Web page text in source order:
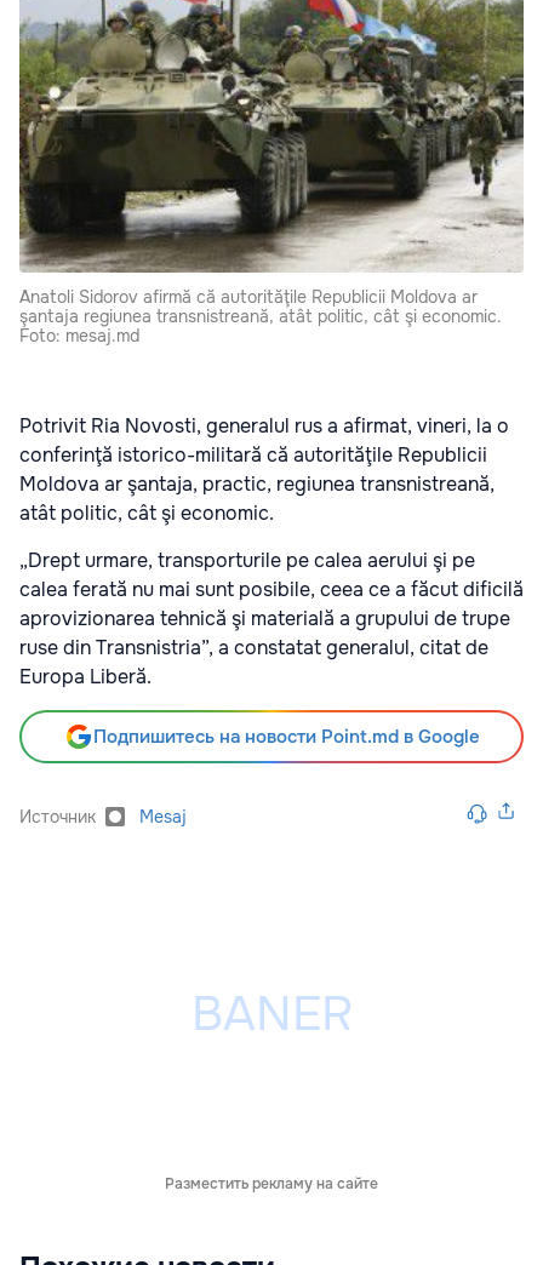
Anatoli Sidorov afirmă că autorităţile Republicii Moldova ar
şantaja regiunea transnistreană, atât politic, cât şi economic.
Foto: mesaj.md
Potrivit Ria Novosti, generalul rus a afirmat, vineri, la o
conferinţă istorico-militară că autorităţile Republicii
Moldova ar şantaja, practic, regiunea transnistreană,
atât politic, cât şi economic.
„Drept urmare, transporturile pe calea aerului şi pe
calea ferată nu mai sunt posibile, ceea ce a făcut dificilă
aprovizionarea tehnică şi materială a grupului de trupe
ruse din Transnistria”, a constatat generalul, citat de
Europa Liberă.
Подпишитесь на новости Point.md в Google
Источник Mesaj
Разместить рекламу на сайте